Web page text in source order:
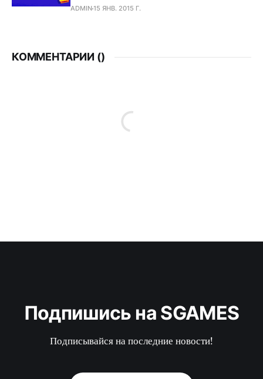
ADMIN15 ЯНВ. 2015 Г.
КОММЕНТАРИИ ()
Подпишись на SGAMES
Подписывайся на последние новости!